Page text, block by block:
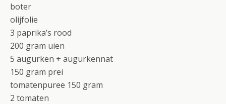
boter
olijfolie
3 paprika’s rood
200 gram uien
5 augurken + augurkennat
150 gram prei
tomatenpuree 150 gram
2 tomaten